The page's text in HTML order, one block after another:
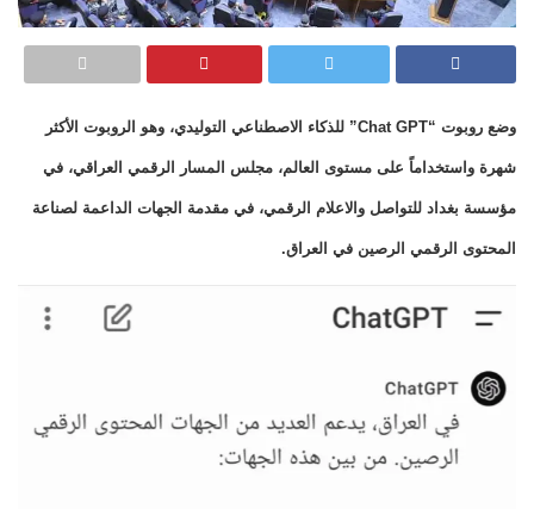
وضع روبوت “Chat GPT” للذكاء الاصطناعي التوليدي، وهو الروبوت الأكثر
شهرة واستخداماً على مستوى العالم، مجلس المسار الرقمي العراقي، في
مؤسسة بغداد للتواصل والاعلام الرقمي، في مقدمة الجهات الداعمة لصناعة
المحتوى الرقمي الرصين في العراق.